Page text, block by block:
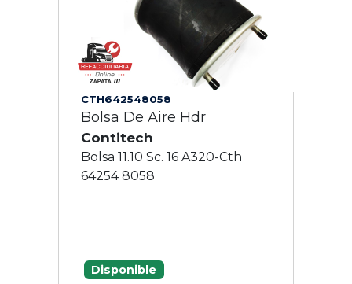
CTH642548058
Bolsa De Aire Hdr
Contitech
Bolsa 11.10 Sc. 16 A320-Cth
64254 8058
Disponible